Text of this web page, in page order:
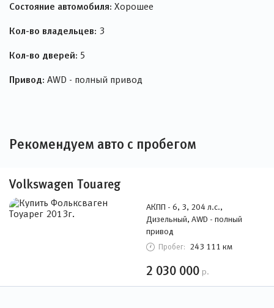
Состояние автомобиля: Хорошее
Кол-во владельцев: 3
Кол-во дверей: 5
Привод: AWD - полный привод
Рекомендуем авто с пробегом
Volkswagen Touareg
АКПП - 6, 3, 204 л.с.,
Дизельный, AWD - полный
привод
Пробег: 243 111 км
2 030 000 р.